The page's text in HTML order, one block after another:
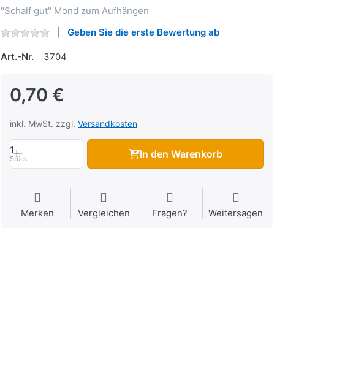
"Schalf gut" Mond zum Aufhängen
Geben Sie die erste Bewertung ab
Art.-Nr. 3704
0,70 €
inkl. MwSt. zzgl. Versandkosten
1
Stück In den Warenkorb
Merken Vergleichen Fragen? Weitersagen